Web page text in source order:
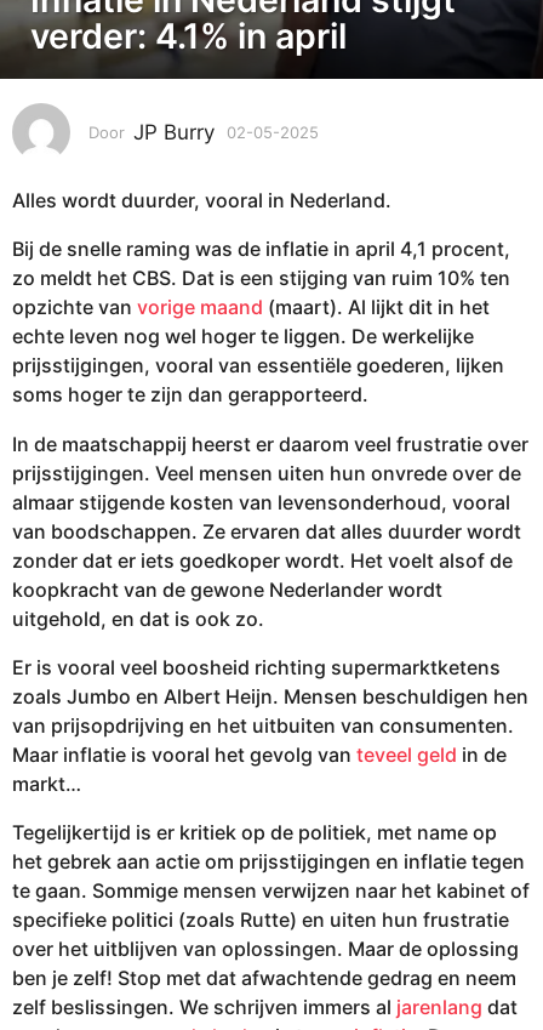
-
0
5
-
2
2
0
6
-
0
5
-
0
2
5
verder: 4.1% in april
Door JP Burry 02-05-2025
0
-
2
2
5
Alles wordt duurder, vooral in Nederland.
Bij de snelle raming was de inflatie in april 4,1 procent,
zo meldt het CBS. Dat is een stijging van ruim 10% ten
opzichte van vorige maand (maart). Al lijkt dit in het
echte leven nog wel hoger te liggen. De werkelijke
prijsstijgingen, vooral van essentiële goederen, lijken
soms hoger te zijn dan gerapporteerd.
In de maatschappij heerst er daarom veel frustratie over
prijsstijgingen. Veel mensen uiten hun onvrede over de
almaar stijgende kosten van levensonderhoud, vooral
van boodschappen. Ze ervaren dat alles duurder wordt
zonder dat er iets goedkoper wordt. Het voelt alsof de
koopkracht van de gewone Nederlander wordt
uitgehold, en dat is ook zo.
Er is vooral veel boosheid richting supermarktketens
zoals Jumbo en Albert Heijn. Mensen beschuldigen hen
van prijsopdrijving en het uitbuiten van consumenten.
Maar inflatie is vooral het gevolg van teveel geld in de
markt…
Tegelijkertijd is er kritiek op de politiek, met name op
het gebrek aan actie om prijsstijgingen en inflatie tegen
te gaan. Sommige mensen verwijzen naar het kabinet of
specifieke politici (zoals Rutte) en uiten hun frustratie
over het uitblijven van oplossingen. Maar de oplossing
ben je zelf! Stop met dat afwachtende gedrag en neem
zelf beslissingen. We schrijven immers al jarenlang dat